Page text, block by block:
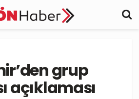
grup
açıklaması